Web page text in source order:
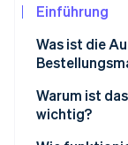
Einführung
Was ist die
Warum ist
wichtig?